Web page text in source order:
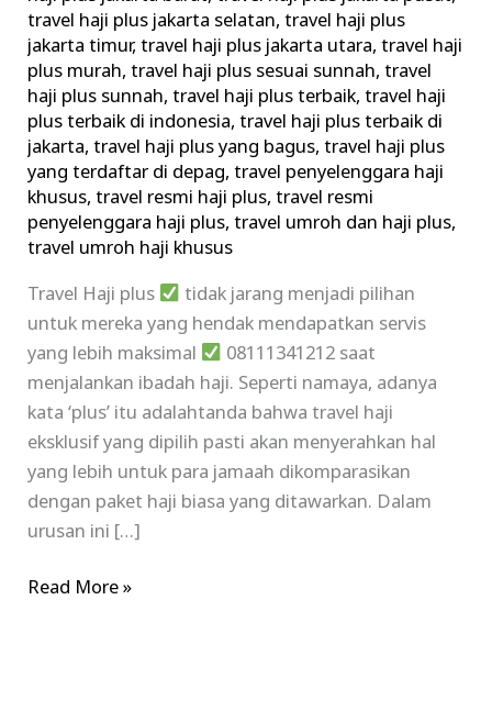
travel haji plus jakarta selatan,travel haji plus
jakarta timur,travel haji plus jakarta utara,travel haji
plus murah,travel haji plus sesuai sunnah,travel
haji plus sunnah,travel haji plus terbaik,travel haji
plus terbaik di indonesia,travel haji plus terbaik di
jakarta,travel haji plus yang bagus,travel haji plus
yang terdaftar di depag,travel penyelenggara haji
khusus,travel resmi haji plus,travel resmi
penyelenggara haji plus,travel umroh dan haji plus,
travel umroh haji khusus
Travel Haji plus
tidak jarang menjadi pilihan
untuk mereka yang hendak mendapatkan servis
yang lebih maksimal
08111341212 saat
menjalankan ibadah haji. Seperti namaya, adanya
kata ‘plus’ itu adalahtanda bahwa travel haji
eksklusif yang dipilih pasti akan menyerahkan hal
yang lebih untuk para jamaah dikomparasikan
dengan paket haji biasa yang ditawarkan. Dalam
urusan ini […]
Read More »